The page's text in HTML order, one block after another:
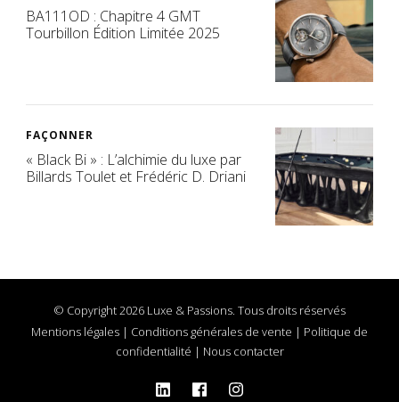
BA111OD : Chapitre 4 GMT
Tourbillon Édition Limitée 2025
FAÇONNER
« Black Bi » : L’alchimie du luxe par
Billards Toulet et Frédéric D. Driani
© Copyright 2026 Luxe & Passions. Tous droits réservés
Mentions légales | Conditions générales de vente | Politique de
confidentialité | Nous contacter